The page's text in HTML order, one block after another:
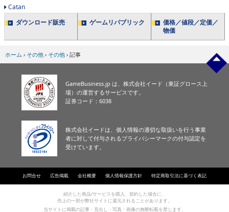
Catan
ダウンロード販売
ゲームリパブリック
価格／値段／定価／
物価
ホーム › その他 › その他 › 記事
GameBusiness.jp は、株式会社イード（東証グロース上
場）の運営するサービスです。
証券コード：6038
株式会社イードは、個人情報の適切な取扱いを行う事業
者に対して付与されるプライバシーマークの付与認定を
受けています。
お問合せ 広告掲載 会社概要 個人情報保護方針 特定商取引法に基づく表記
紹介した商品/サービスを購入、契約した場合に、
売上の一部が弊社サイトに還元されることがあります。
当サイトに掲載の記事・見出し・写真・画像の無断転載を禁じます。